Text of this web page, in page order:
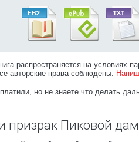
распространяется на условиях
авторские права соблюдены.
но не знаете что делать
призрак Пиковой